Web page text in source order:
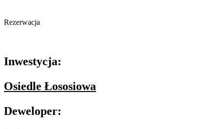
Rezerwacja
Inwestycja:
Osiedle Łososiowa
Deweloper: